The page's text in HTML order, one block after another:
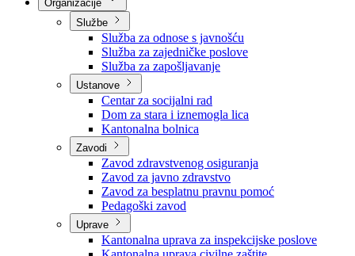
Nadležnosti
Sjednice Vlade
Službe
Služba za odnose s javnošću
Služba za zajedničke poslove
Služba za zapošljavanje
Ustanove
Centar za socijalni rad
Dom za stara i iznemogla lica
Kantonalna bolnica
Zavodi
Zavod zdravstvenog osiguranja
Zavod za javno zdravstvo
Zavod za besplatnu pravnu pomoć
Pedagoški zavod